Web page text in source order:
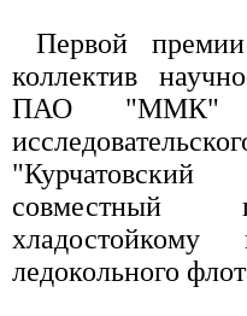
Первой
коллектив
ПАО "ММК" и
совместный
хладостойкому
ледокольного